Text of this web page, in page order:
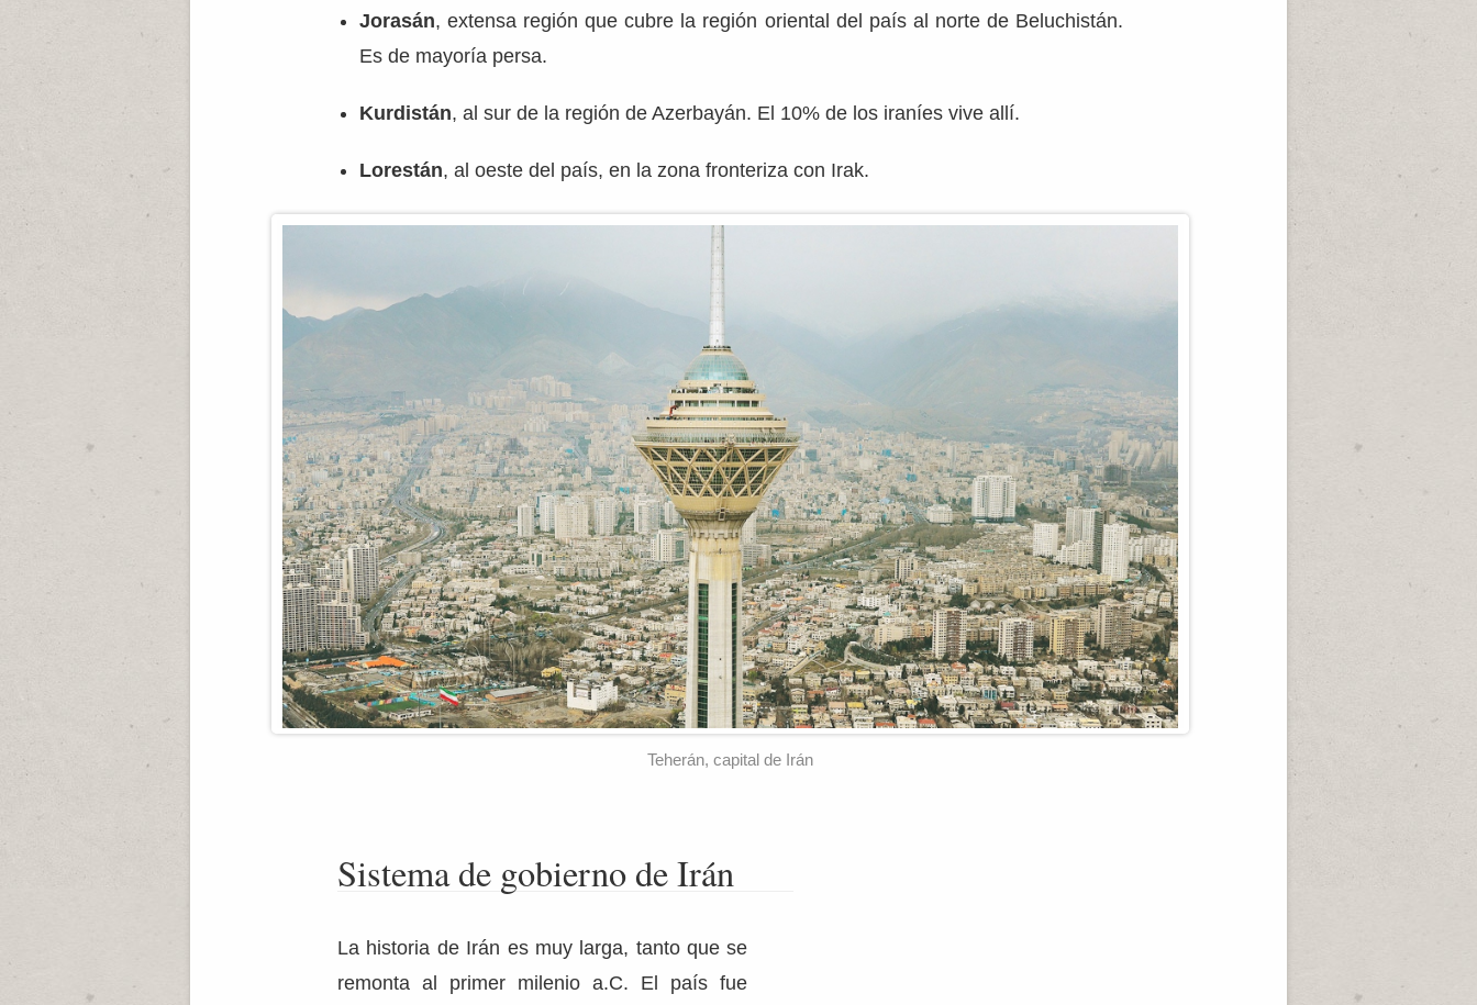
Jorasán, extensa región que cubre la región oriental del país al norte de Beluchistán.
Es de mayoría persa.
Kurdistán, al sur de la región de Azerbayán. El 10% de los iraníes vive allí.
Lorestán, al oeste del país, en la zona fronteriza con Irak.
Teherán, capital de Irán
Sistema de gobierno de Irán
La historia de Irán es muy larga, tanto que se
remonta al primer milenio a.C. El país fue